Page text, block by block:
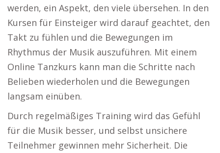
werden, ein Aspekt, den viele übersehen. In den
Kursen für Einsteiger wird darauf geachtet, den
Takt zu fühlen und die Bewegungen im
Rhythmus der Musik auszuführen. Mit einem
Online Tanzkurs kann man die Schritte nach
Belieben wiederholen und die Bewegungen
langsam einüben.
Durch regelmäßiges Training wird das Gefühl
für die Musik besser, und selbst unsichere
Teilnehmer gewinnen mehr Sicherheit. Die